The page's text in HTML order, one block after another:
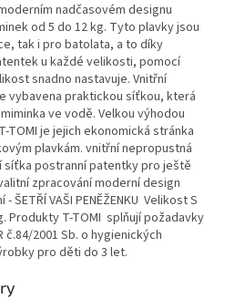
nadčasovém designu
od 5 do 12 kg. Tyto plavky jsou
tak i pro batolata, a to díky
u každé velikosti, pomocí
snadno nastavuje. Vnitřní
vybavena praktickou síťkou, která
ve vodě. Velkou výhodou
je jejich ekonomická stránka
plavkám. vnitřní nepropustná
síťka postranní patentky pro ještě
zpracování moderní design
VAŠI PENĚŽENKU Velikost S
Produkty T-TOMI splňují požadavky
2001 Sb. o hygienických
pro děti do 3 let.